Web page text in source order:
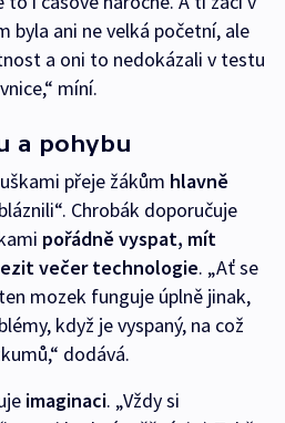
byla ani ne velká početní, ale
a oni to nedokázali v testu
míní.
a pohybu
přeje žákům hlavně
Chrobák doporučuje
pořádně vyspat, mít
večer technologie. „Ať se
mozek funguje úplně jinak,
když je vyspaný, na což
dodává.
imaginaci. „Vždy si